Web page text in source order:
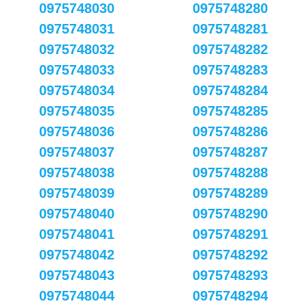
0975748030
0975748031
0975748032
0975748033
0975748034
0975748035
0975748036
0975748037
0975748038
0975748039
0975748040
0975748041
0975748042
0975748043
0975748044
0975748280
0975748281
0975748282
0975748283
0975748284
0975748285
0975748286
0975748287
0975748288
0975748289
0975748290
0975748291
0975748292
0975748293
0975748294